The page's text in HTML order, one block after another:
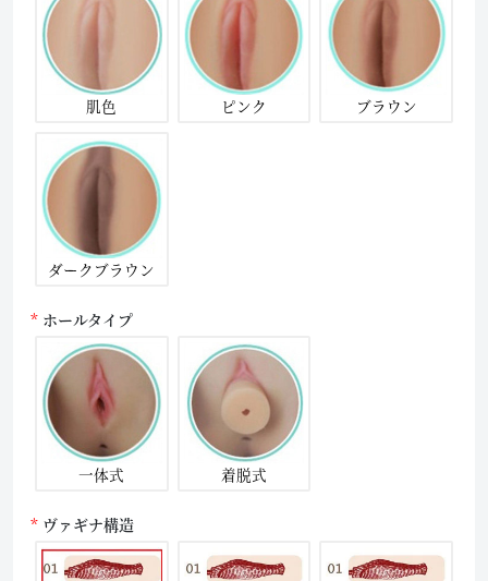
肌色 ピンク ブラウン
ダークブラウン
ホールタイプ
一体式 着脱式
ヴァギナ構造